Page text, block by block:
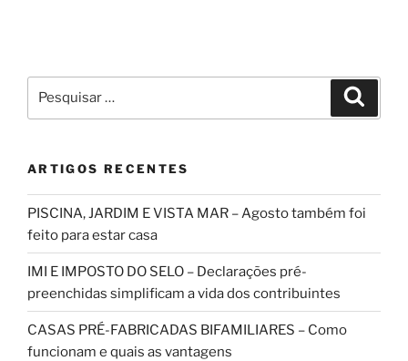
por:
ARTIGOS RECENTES
PISCINA, JARDIM E VISTA MAR – Agosto também foi
feito para estar casa
IMI E IMPOSTO DO SELO – Declarações pré-
preenchidas simplificam a vida dos contribuintes
CASAS PRÉ-FABRICADAS BIFAMILIARES – Como
funcionam e quais as vantagens